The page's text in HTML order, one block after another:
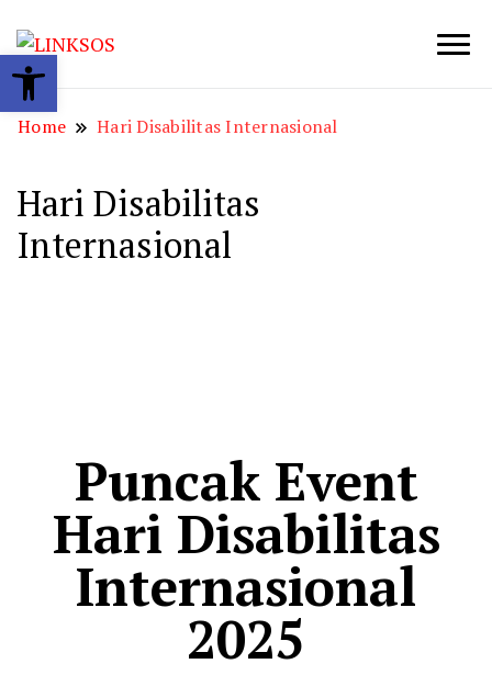
Home Hari Disabilitas Internasional
Hari Disabilitas
Internasional
Puncak Event
Hari Disabilitas
Internasional
2025
Open toolbar